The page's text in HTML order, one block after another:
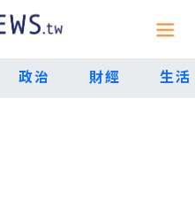
政治 財經 生活